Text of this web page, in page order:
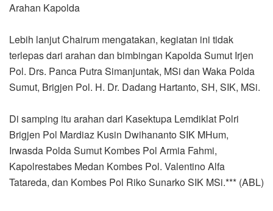
Arahan Kapolda
Lebih lanjut Chairum mengatakan, kegiatan ini tidak
terlepas dari arahan dan bimbingan Kapolda Sumut Irjen
Pol. Drs. Panca Putra Simanjuntak, MSi dan Waka Polda
Sumut, Brigjen Pol. H. Dr. Dadang Hartanto, SH, SIK, MSi.
Di samping itu arahan dari Kasektupa Lemdiklat Polri
Brigjen Pol Mardiaz Kusin Dwihananto SIK MHum,
Irwasda Polda Sumut Kombes Pol Armia Fahmi,
Kapolrestabes Medan Kombes Pol. Valentino Alfa
Tatareda, dan Kombes Pol Riko Sunarko SIK MSi.*** (ABL)